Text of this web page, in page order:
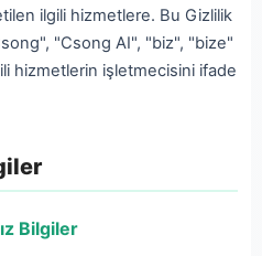
ilgili hizmetlere. Bu Gizlilik
"Csong AI", "biz", "bize"
hizmetlerin işletmecisini ifade
Bilgiler